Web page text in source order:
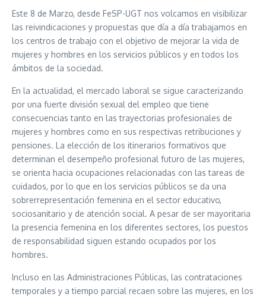
Este 8 de Marzo, desde FeSP-UGT nos volcamos en visibilizar
las reivindicaciones y propuestas que día a día trabajamos en
los centros de trabajo con el objetivo de mejorar la vida de
mujeres y hombres en los servicios públicos y en todos los
ámbitos de la sociedad.
En la actualidad, el mercado laboral se sigue caracterizando
por una fuerte división sexual del empleo que tiene
consecuencias tanto en las trayectorias profesionales de
mujeres y hombres como en sus respectivas retribuciones y
pensiones. La elección de los itinerarios formativos que
determinan el desempeño profesional futuro de las mujeres,
se orienta hacia ocupaciones relacionadas con las tareas de
cuidados, por lo que en los servicios públicos se da una
sobrerrepresentación femenina en el sector educativo,
sociosanitario y de atención social. A pesar de ser mayoritaria
la presencia femenina en los diferentes sectores, los puestos
de responsabilidad siguen estando ocupados por los
hombres.
Incluso en las Administraciones Públicas, las contrataciones
temporales y a tiempo parcial recaen sobre las mujeres, en los